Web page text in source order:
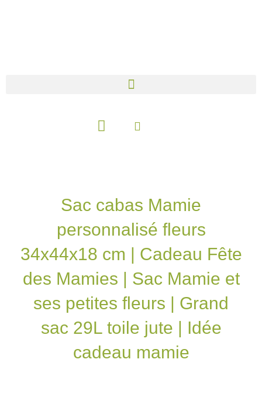
Panier
Sac cabas Mamie
personnalisé fleurs
34x44x18 cm | Cadeau Fête
des Mamies | Sac Mamie et
ses petites fleurs | Grand
sac 29L toile jute | Idée
cadeau mamie